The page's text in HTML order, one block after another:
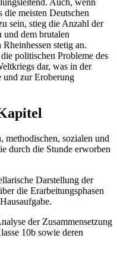
Auch, wenn
die meisten Deutschen
sein, stieg die Anzahl der
und dem brutalen
stetig an.
politischen Probleme des
dar, was in der
zur Eroberung
sozialen und
durch die Stunde erworben
Darstellung der
die Erarbeitungsphasen
der Zusammensetzung
10b sowie deren